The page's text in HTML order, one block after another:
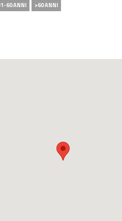
60 ANNI >60 ANNI